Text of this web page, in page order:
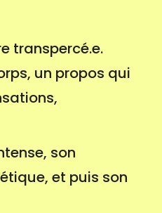
transpercé.e.
un propos qui
son
et puis son